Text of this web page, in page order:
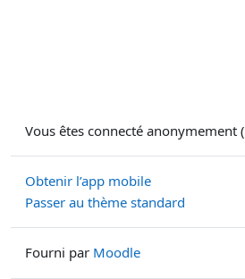
Vous êtes connecté anonymement (
Obtenir l’app mobile
Passer au thème standard
Fourni par Moodle